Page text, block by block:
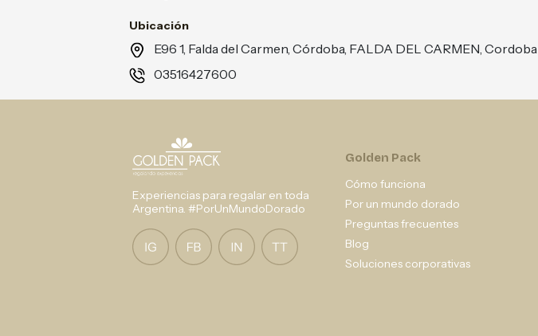
Ubicación
E96 1, Falda del Carmen, Córdoba, FALDA DEL CARMEN, Cordoba
03516427600
Experiencias para regalar en toda
Argentina. #PorUnMundoDorado
Golden Pack
Cómo funciona
Por un mundo dorado
Preguntas frecuentes
Blog
Soluciones corporativas